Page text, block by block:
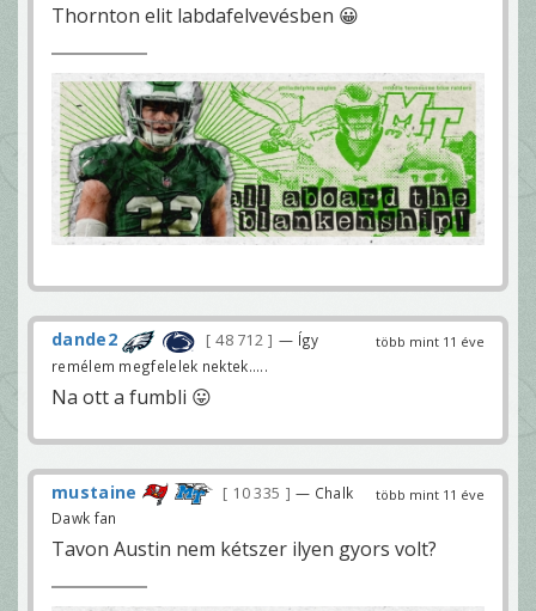
Thornton elit labdafelvevésben 😀
több mint 11 éve
dande2 48 712
— Így
remélem megfelelek nektek.....
Na ott a fumbli 😛
több mint 11 éve
mustaine 10 335
— Chalk
Dawk fan
Tavon Austin nem kétszer ilyen gyors volt?